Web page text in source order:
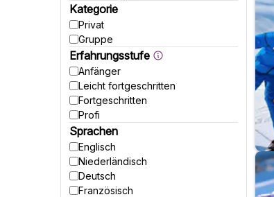
Schneeschuhwandern
Heliskiing
Lawinenkurse/Camps
Park & Freestyle
Race Camps
Telemark
Rodeln, Funsport & Co
Ski-Kindergarten
Eisklettern
Andere Aktivitäten
Kategorie
Privat
Gruppe
Erfahrungsstufe
Anfänger
Leicht fortgeschritten
Fortgeschritten
Profi
Sprachen
Englisch
Niederländisch
Deutsch
Französisch